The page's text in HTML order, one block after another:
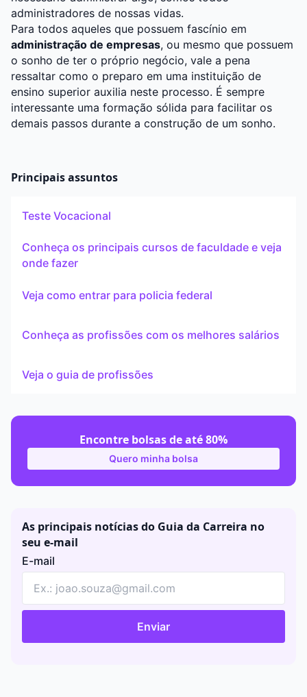
administradores de nossas vidas.
Para todos aqueles que possuem fascínio em
administração de empresas, ou mesmo que possuem
o sonho de ter o próprio negócio, vale a pena
ressaltar como o preparo em uma instituição de
ensino superior auxilia neste processo. É sempre
interessante uma formação sólida para facilitar os
demais passos durante a construção de um sonho.
Principais assuntos
Teste Vocacional
Conheça os principais cursos de faculdade e veja
onde fazer
Veja como entrar para policia federal
Conheça as profissões com os melhores salários
Veja o guia de profissões
Encontre bolsas de até 80%
Quero minha bolsa
As principais notícias do Guia da Carreira no
seu e-mail
E-mail
Enviar